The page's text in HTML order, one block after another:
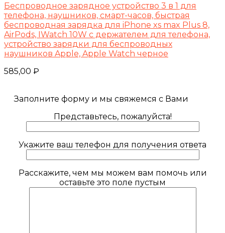
Беспроводное зарядное устройство 3 в 1 для
телефона, наушников, смарт-часов, быстрая
беспроводная зарядка для iPhone xs max Plus 8,
AirPods, IWatch 10W с держателем для телефона,
устройство зарядки для беспроводных
наушников Apple, Apple Watch черное
585,00 ₽
Заполните форму и мы свяжемся с Вами
Представьтесь, пожалуйста!
Укажите ваш телефон для получения ответа
Расскажите, чем мы можем вам помочь или
оставьте это поле пустым